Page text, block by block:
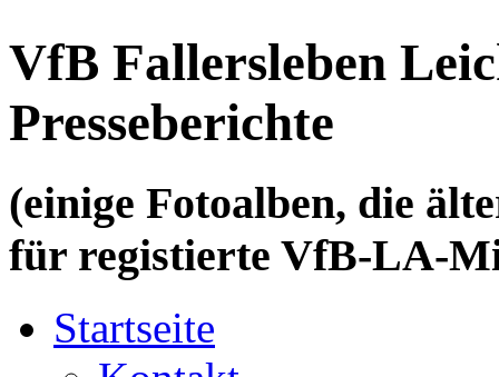
VfB Fallersleben
Presseberichte
(einige Fotoalben, die
für registierte VfB-LA-
Startseite